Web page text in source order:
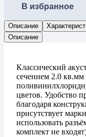
В избранное
Описание
Описание
Классический
сечением 2.0
цветов. Удобство
благодаря
присутствует
использовать
комплект не